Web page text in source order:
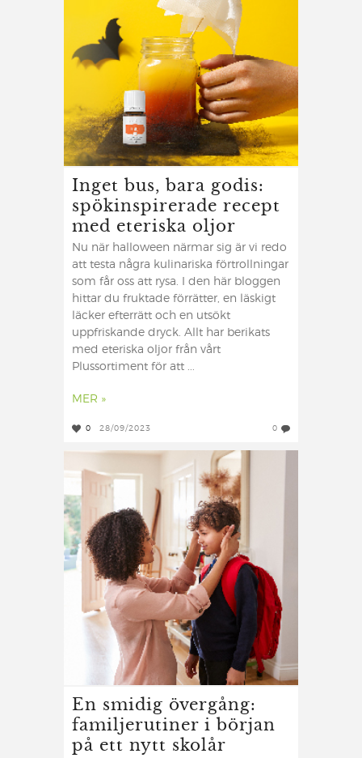
Inget bus, bara godis:
spökinspirerade recept
med eteriska oljor
Nu när halloween närmar sig är vi redo
att testa några kulinariska förtrollningar
som får oss att rysa. I den här bloggen
hittar du fruktade förrätter, en läskigt
läcker efterrätt och en utsökt
uppfriskande dryck. Allt har berikats
med eteriska oljor från vårt
Plussortiment för att ...
MER »
0 28/09/2023 0
En smidig övergång:
familjerutiner i början
på ett nytt skolår